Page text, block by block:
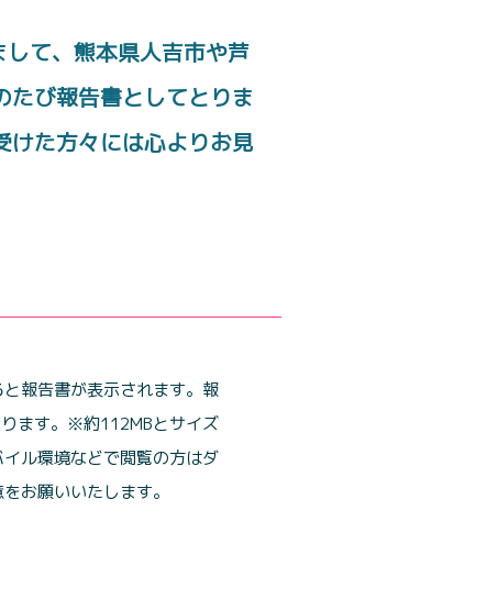
て、熊本県人吉市や芦
び報告書としてとりま
けた方々には心よりお見
報告書が表示されます。報
ます。※約112MBとサイズ
ル環境などで閲覧の方はダ
お願いいたします。